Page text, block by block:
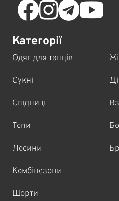
Категорії
Одяг для танців
Сукні
Спідниці
Топи
Лосини
Комбінезони
Шорти